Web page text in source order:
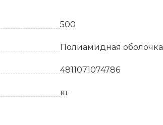
500
Полиамидная оболочка
4811071074786
кг